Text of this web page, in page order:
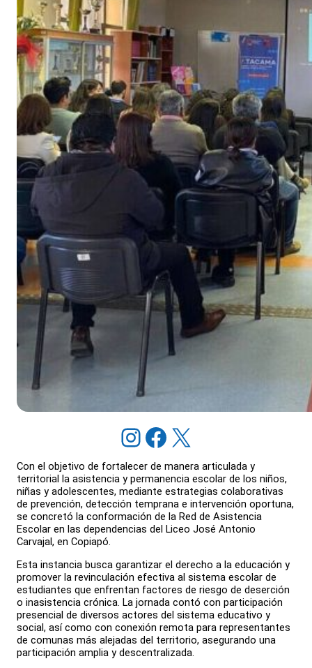
Instagram Facebook X
Con el objetivo de fortalecer de manera articulada y
territorial la asistencia y permanencia escolar de los niños,
niñas y adolescentes, mediante estrategias colaborativas
de prevención, detección temprana e intervención oportuna,
se concretó la conformación de la Red de Asistencia
Escolar en las dependencias del Liceo José Antonio
Carvajal, en Copiapó.
Esta instancia busca garantizar el derecho a la educación y
promover la revinculación efectiva al sistema escolar de
estudiantes que enfrentan factores de riesgo de deserción
o inasistencia crónica. La jornada contó con participación
presencial de diversos actores del sistema educativo y
social, así como con conexión remota para representantes
de comunas más alejadas del territorio, asegurando una
participación amplia y descentralizada.